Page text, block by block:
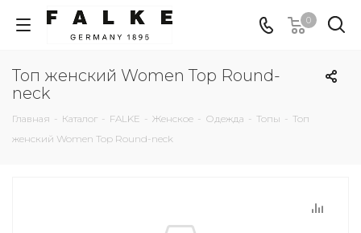
0
Топ женский Women Top Round-
neck
Главная - Каталог - FALKE - Женское - Одежда - Топы - Топ
женский Women Top Round-neck